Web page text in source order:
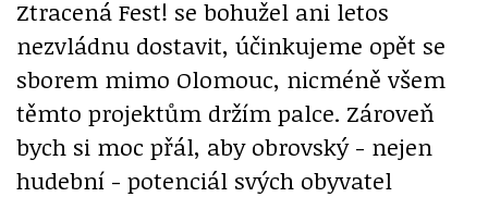
Ztracená Fest! se bohužel ani letos
nezvládnu dostavit, účinkujeme opět se
sborem mimo Olomouc, nicméně všem
těmto projektům držím palce. Zároveň
bych si moc přál, aby obrovský - nejen
hudební - potenciál svých obyvatel